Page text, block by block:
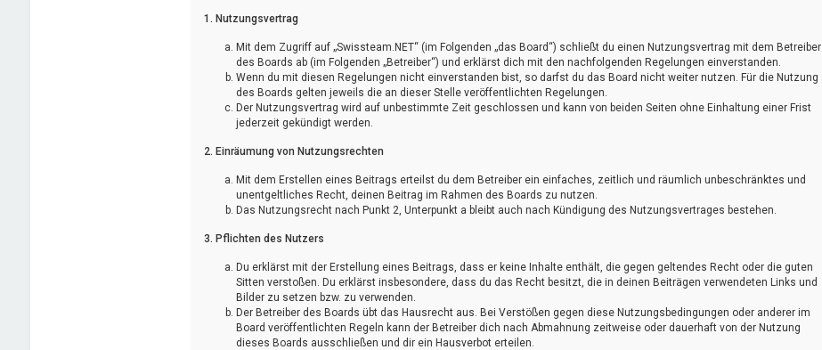
1. Nutzungsvertrag
Mit dem Zugriff auf „Swissteam.NET“ (im Folgenden „das Board“) schließt du einen Nutzungsvertrag mit dem Betreiber
des Boards ab (im Folgenden „Betreiber“) und erklärst dich mit den nachfolgenden Regelungen einverstanden.
Wenn du mit diesen Regelungen nicht einverstanden bist, so darfst du das Board nicht weiter nutzen. Für die Nutzung
des Boards gelten jeweils die an dieser Stelle veröffentlichten Regelungen.
Der Nutzungsvertrag wird auf unbestimmte Zeit geschlossen und kann von beiden Seiten ohne Einhaltung einer Frist
jederzeit gekündigt werden.
2. Einräumung von Nutzungsrechten
Mit dem Erstellen eines Beitrags erteilst du dem Betreiber ein einfaches, zeitlich und räumlich unbeschränktes und
unentgeltliches Recht, deinen Beitrag im Rahmen des Boards zu nutzen.
Das Nutzungsrecht nach Punkt 2, Unterpunkt a bleibt auch nach Kündigung des Nutzungsvertrages bestehen.
3. Pflichten des Nutzers
Du erklärst mit der Erstellung eines Beitrags, dass er keine Inhalte enthält, die gegen geltendes Recht oder die guten
Sitten verstoßen. Du erklärst insbesondere, dass du das Recht besitzt, die in deinen Beiträgen verwendeten Links und
Bilder zu setzen bzw. zu verwenden.
Der Betreiber des Boards übt das Hausrecht aus. Bei Verstößen gegen diese Nutzungsbedingungen oder anderer im
Board veröffentlichten Regeln kann der Betreiber dich nach Abmahnung zeitweise oder dauerhaft von der Nutzung
dieses Boards ausschließen und dir ein Hausverbot erteilen.